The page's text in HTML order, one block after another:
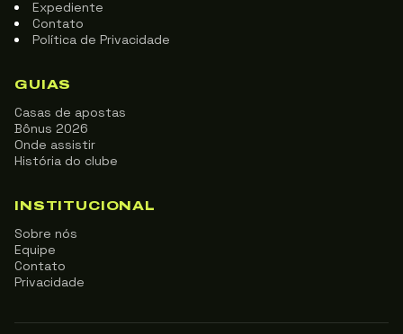
Expediente
Contato
Política de Privacidade
GUIAS
Casas de apostas
Bônus 2026
Onde assistir
História do clube
INSTITUCIONAL
Sobre nós
Equipe
Contato
Privacidade